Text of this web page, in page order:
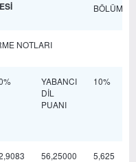
BÖLÜM:
NOTLARI
YABANCI
DİL
PUANI
10%
56,25000 5,625